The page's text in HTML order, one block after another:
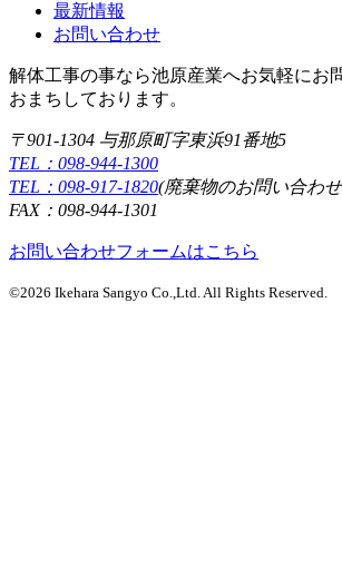
最新情報
お問い合わせ
解体工事の事なら池原産業へお気軽にお
おまちしております。
〒901-1304 与那原町字東浜91番地5
TEL：098-944-1300
TEL：098-917-1820(廃棄物のお問い合わ
FAX：098-944-1301
お問い合わせフォームはこちら
©2026 Ikehara Sangyo Co.,Ltd. All Rights Reserved.